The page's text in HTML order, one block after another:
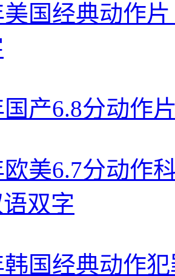
美国经典动作
国产6.8分动作
欧美6.7分动作
双字
韩国经典动作